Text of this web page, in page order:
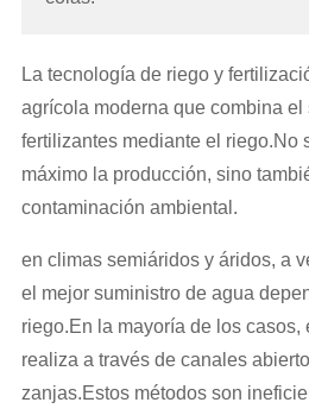
La tecnología de riego y
agrícola moderna que combina
fertilizantes mediante el riego.No
máximo la producción, sino
contaminación ambiental.
en climas semiáridos y áridos, a
el mejor suministro de agua
riego.En la mayoría de los casos,
realiza a través de canales
zanjas.Estos métodos son